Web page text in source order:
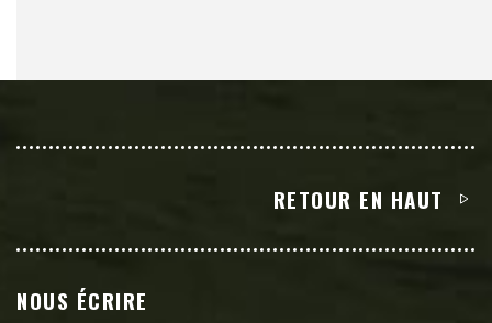
RETOUR EN HAUT
NOUS ÉCRIRE